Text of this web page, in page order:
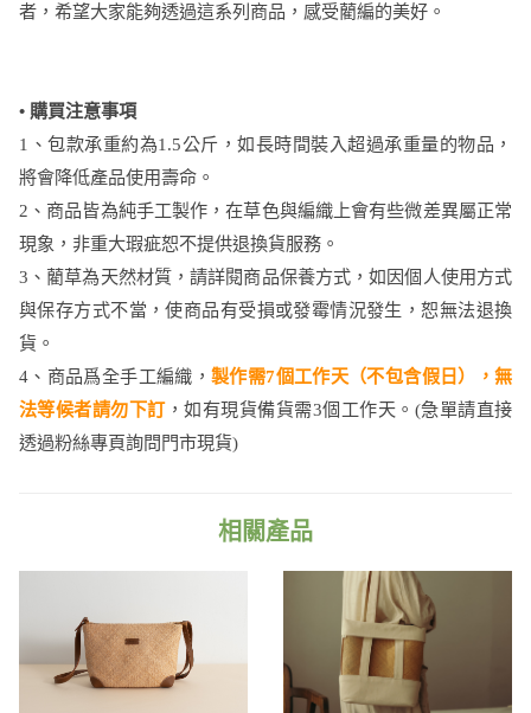
者，希望大家能夠透過這系列商品，感受藺編的美好。
• 購買注意事項
1、包款承重約為1.5公斤，如長時間裝入超過承重量的物品，
將會降低產品使用壽命。
2、商品皆為純手工製作，在草色與編織上會有些微差異屬正常
現象，非重大瑕疵恕不提供退換貨服務。
3、藺草為天然材質，請詳閱商品保養方式，如因個人使用方式
與保存方式不當，使商品有受損或發霉情況發生，恕無法退換
貨。
4、商品爲全手工編織，製作需7個工作天（不包含假日），無
法等候者請勿下訂，如有現貨備貨需3個工作天。​(急單請直接
透過粉絲專頁詢問門市現貨)
相關產品